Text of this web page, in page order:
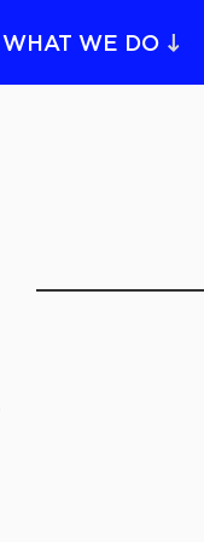
WHAT WE DO